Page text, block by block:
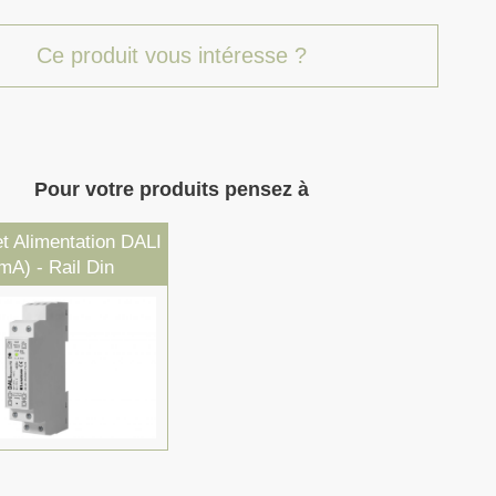
Ce produit vous intéresse ?
Pour votre produits pensez à
Alimentation DALI
- Rail Din